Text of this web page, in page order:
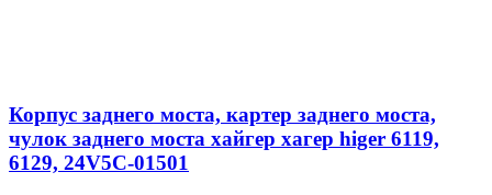
Корпус заднего моста, картер заднего моста,
чулок заднего моста хайгер хагер higer 6119,
6129, 24V5C-01501